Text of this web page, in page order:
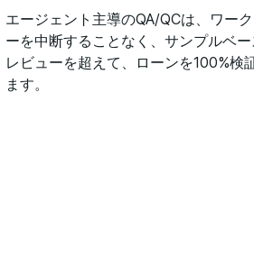
エージェント主導のQA/QCは、ワー
ーを中断することなく、サンプルベ
レビューを超えて、ローンを100%検
ます。